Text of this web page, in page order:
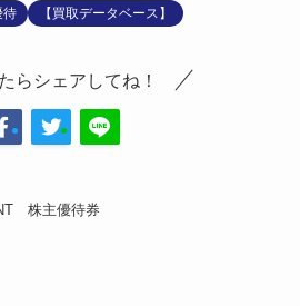
待 【買取データベース】
らシェアしてね！
株主優待券